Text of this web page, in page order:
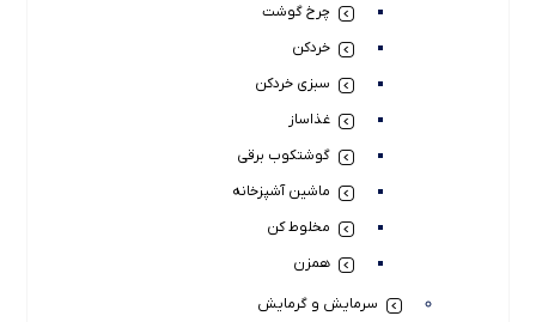
چرخ گوشت
خردکن
سبزی خردکن
غذاساز
گوشتکوب برقی
ماشین آشپزخانه
مخلوط کن
همزن
سرمایش و گرمایش